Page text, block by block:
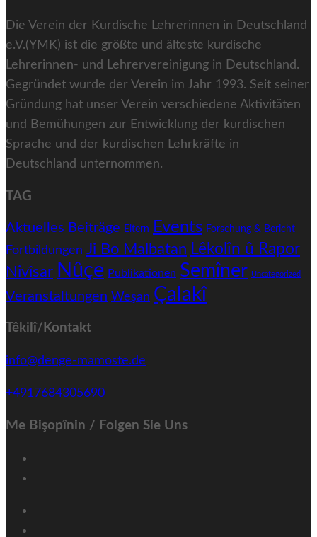
Die Verein der Kurdische Lehrerinnen in Deutschland
e.V.(YMK) ist die größte und älteste kurdische
Lehrerinnen- und Lehrervereinigung in Deutschland.
Gegründet wurde der Verein im Jahr 1993. Seit seiner
Gründung hat unser Verein verschiedene Aktivitäten
und Bemühungen zur Entwicklung der kurdischen
Sprache und der kurdischen Lehrkräfte in
Deutschland unternommen.
TAG
Aktuelles Beiträge Eltern Events Forschung & Bericht
Fortbildungen Ji Bo Malbatan Lêkolîn û Rapor
Nivîsar Nûçe Publikationen Semîner Uncategorized
Veranstaltungen Weşan Çalakî
Têkilî/Kontakt
info@denge-mamoste.de
+4917684305690
Me Bişopînin / Folgen Sie Uns